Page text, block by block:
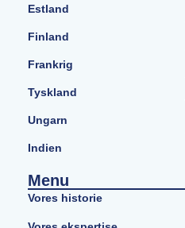
Estland
Finland
Frankrig
Tyskland
Ungarn
Indien
Menu
Vores historie